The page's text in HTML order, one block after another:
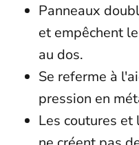
Panneaux
et empêchent
au dos.
Se referme à
pression en
Les coutures